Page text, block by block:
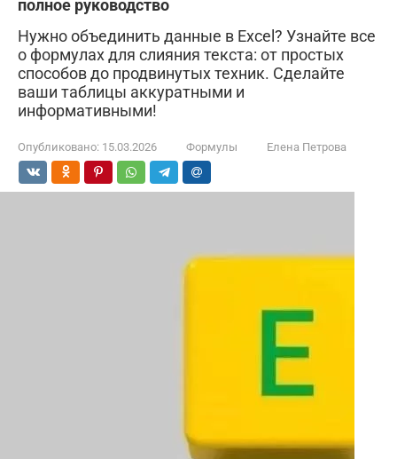
полное руководство
Нужно объединить данные в Excel? Узнайте все
о формулах для слияния текста: от простых
способов до продвинутых техник. Сделайте
ваши таблицы аккуратными и
информативными!
Опубликовано: 15.03.2026 Формулы Елена Петрова